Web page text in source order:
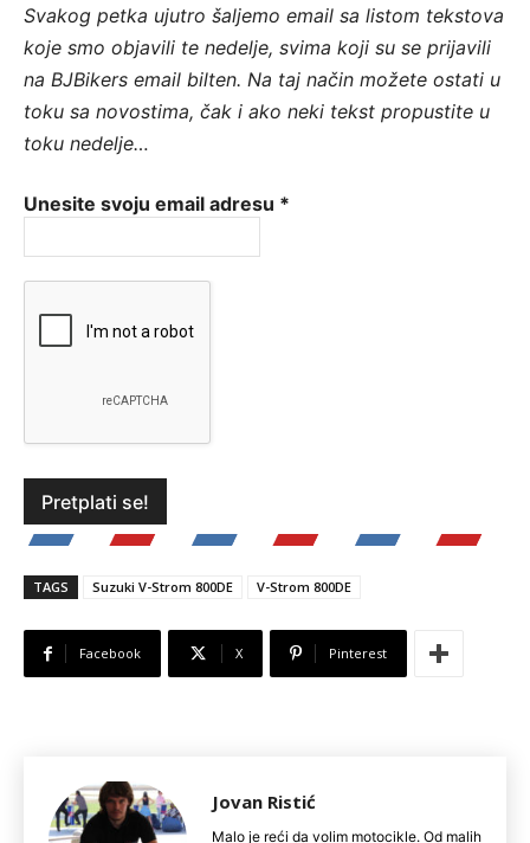
Svakog petka ujutro šaljemo email sa listom tekstova
koje smo objavili te nedelje, svima koji su se prijavili
na BJBikers email bilten. Na taj način možete ostati u
toku sa novostima, čak i ako neki tekst propustite u
toku nedelje…
Unesite svoju email adresu *
TAGS Suzuki V-Strom 800DE V-Strom 800DE
Facebook X Pinterest
Jovan Ristić
Malo je reći da volim motocikle. Od malih